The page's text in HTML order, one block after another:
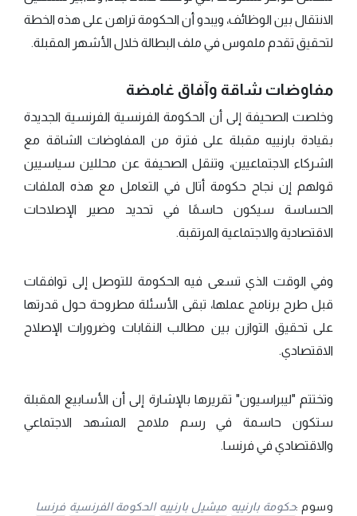
الانتقال بين الوظائف، ويبدو أن الحكومة تراهن على هذه الخطة
لتحقيق تقدم ملموس في ملف البطالة خلال الأشهر المقبلة.
مفاوضات شاقة وآفاق غامضة
وخلصت الصحيفة إلى أن الحكومة الفرنسية الفرنسية الجديدة
بقيادة بارنييه مقبلة على فترة من المفاوضات الشاقة مع
الشركاء الاجتماعيين، وتنقل الصحيفة عن محللين سياسيين
قولهم إن نجاح حكومة أتال في التعامل مع هذه الملفات
الحساسة سيكون حاسمًا في تحديد مصير الإصلاحات
الاقتصادية والاجتماعية المرتقبة.
وفي الوقت الذي تسعى فيه الحكومة للتوصل إلى توافقات
قبل طرح برنامج عملها، تبقى الأسئلة مطروحة حول قدرتها
على تحقيق التوازن بين مطالب النقابات وضرورات الإصلاح
الاقتصادي.
وتختتم "ليبراسيون" تقريرها بالإشارة إلى أن الأسابيع المقبلة
ستكون حاسمة في رسم ملامح المشهد الاجتماعي
والاقتصادي في فرنسا.
وسوم :حكومة بارنييه ميشيل بارنييه الحكومة الفرنسية فرنسا